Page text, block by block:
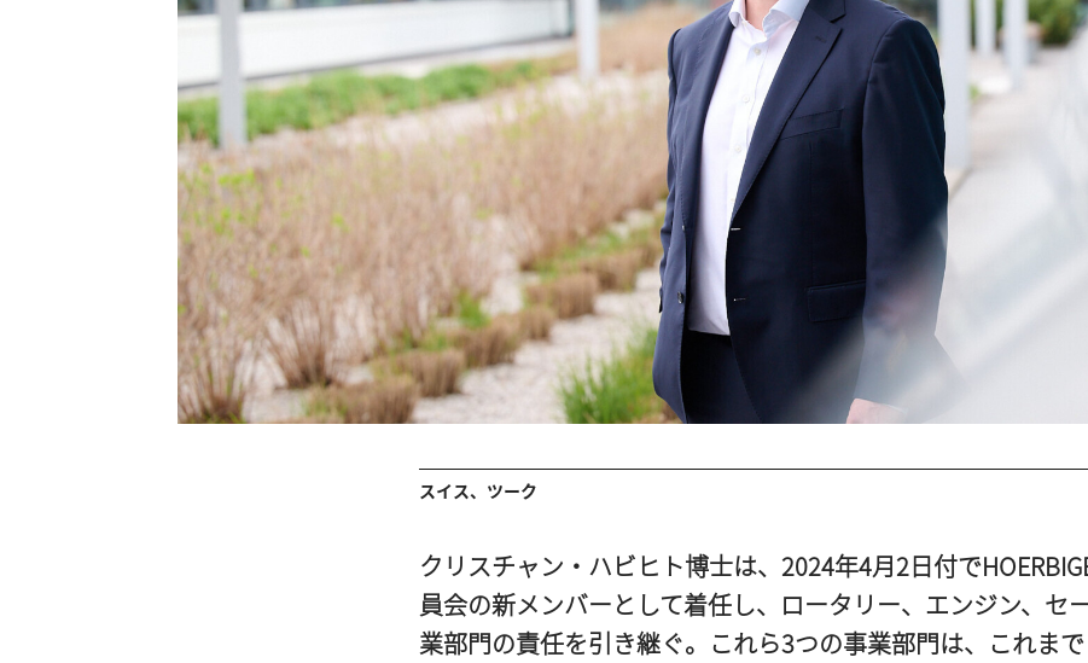
スイス、ツーク
クリスチャン・ハビヒト博士は、2024年4月2日付で
員会の新メンバーとして着任し、ロータリー、エンジン、セ
業部門の責任を引き継ぐ。これら3つの事業部門は、これま